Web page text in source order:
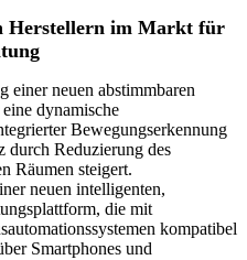
Herstellern im Markt für
einer neuen abstimmbaren
dynamische
Bewegungserkennung
durch Reduzierung des
Räumen steigert.
neuen intelligenten,
die mit
kompatibel
Smartphones und